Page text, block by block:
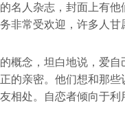
名人杂志，封面上有
非常受欢迎，许多人甘
概念，坦白地说，爱
的亲密。他们想和那
相处。自恋者倾向于